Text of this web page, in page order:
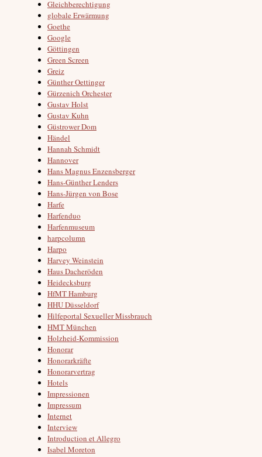
Gleichberechtigung
globale Erwärmung
Goethe
Google
Göttingen
Green Screen
Greiz
Günther Oettinger
Gürzenich Orchester
Gustav Holst
Gustav Kuhn
Güstrower Dom
Händel
Hannah Schmidt
Hannover
Hans Magnus Enzensberger
Hans-Günther Lenders
Hans-Jürgen von Bose
Harfe
Harfenduo
Harfenmuseum
harpcolumn
Harpo
Harvey Weinstein
Haus Dacheröden
Heidecksburg
HfMT Hamburg
HHU Düsseldorf
Hilfeportal Sexueller Missbrauch
HMT München
Holzheid-Kommission
Honorar
Honorarkräfte
Honorarvertrag
Hotels
Impressionen
Impressum
Internet
Interview
Introduction et Allegro
Isabel Moreton